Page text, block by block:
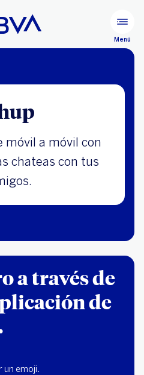
Menú
móvil a móvil con
chateas con tus
a través de
de
un emoji.